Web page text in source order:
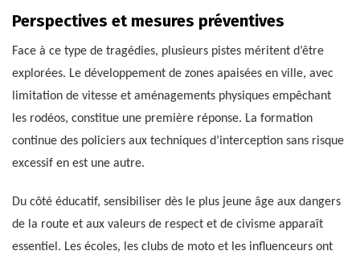
Perspectives et mesures préventives
Face à ce type de tragédies, plusieurs pistes méritent d’être
explorées. Le développement de zones apaisées en ville, avec
limitation de vitesse et aménagements physiques empêchant
les rodéos, constitue une première réponse. La formation
continue des policiers aux techniques d’interception sans risque
excessif en est une autre.
Du côté éducatif, sensibiliser dès le plus jeune âge aux dangers
de la route et aux valeurs de respect et de civisme apparaît
essentiel. Les écoles, les clubs de moto et les influenceurs ont